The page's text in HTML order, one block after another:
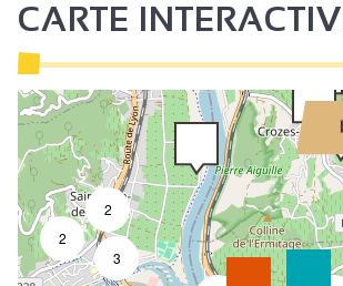
CARTE
2
2
3